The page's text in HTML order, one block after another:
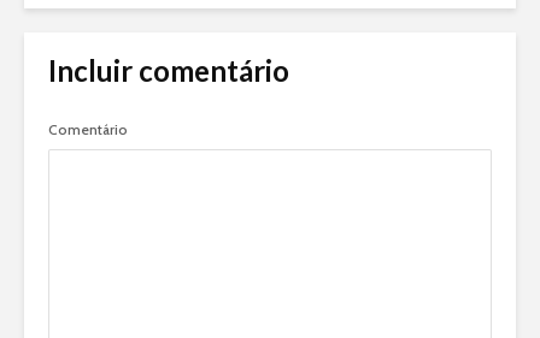
Incluir comentário
Comentário